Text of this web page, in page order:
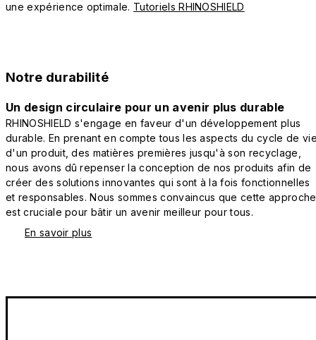
une expérience optimale. Tutoriels RHINOSHIELD
Notre durabilité
Un design circulaire pour un avenir plus durable
RHINOSHIELD s'engage en faveur d'un développement plus
durable. En prenant en compte tous les aspects du cycle de
d'un produit, des matières premières jusqu'à son recyclage,
nous avons dû repenser la conception de nos produits afin de
créer des solutions innovantes qui sont à la fois fonctionnelles
et responsables. Nous sommes convaincus que cette approche
est cruciale pour bâtir un avenir meilleur pour tous.
En savoir plus